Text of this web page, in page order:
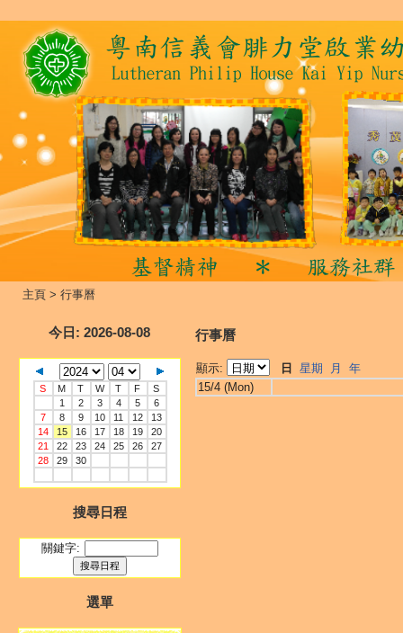
主頁 > 行事曆
今日 : 2026-08-08
S M T W T F
S
1
2 3 4 5
6
7
8 9 10 11 12
13
14
15 16 17 18 19
20
21
22 23 24 25 26
27
28
29 30
搜尋日程
關鍵字:
選單
行事曆
顯示: 日 星期 月
年
15/4 (Mon)